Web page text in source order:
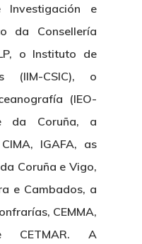
Investigación e
da Consellería
o Instituto de
(IIM-CSIC), o
(IEO-
da Coruña, a
IGAFA, as
Coruña e Vigo,
e Cambados, a
CEMMA,
CETMAR. A